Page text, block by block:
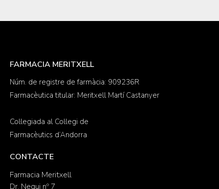
FARMACIA MERITXELL
Núm. de registre de farmàcia: 909236R
Farmacèutica titular: Meritxell Martí Castanyer
Col·legiada al Col·legi de
Farmacèutics d’Andorra
CONTACTE
Farmacia Meritxell
Dr. Nequi nº 7